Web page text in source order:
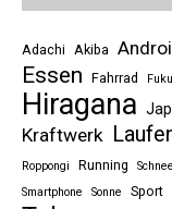
Adachi Akiba
Essen Fahrrad
Hiragana
Kraftwerk
Roppongi
Running Schnee
Smartphone Sonne Sport